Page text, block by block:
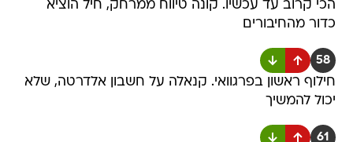
הכי קרוב עד עכשיו. קונה טיווח ממרחק, חיל הוציא
כדור מהחיבורים
58
חילוף ראשון בפרגוואי. קנאלה על חשבון אלדרטה, שלא
יכול להמשיך
61